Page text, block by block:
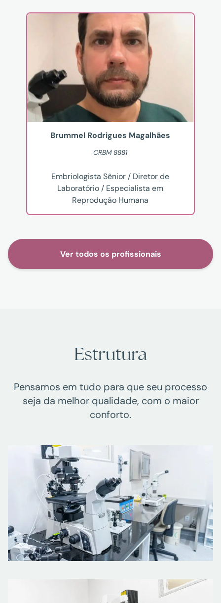
Brummel Rodrigues Magalhães
CRBM 8881
Embriologista Sênior / Diretor de
Laboratório / Especialista em
Reprodução Humana
Ver todos os profissionais
Estrutura
Pensamos em tudo para que seu processo
seja da melhor qualidade, com o maior
conforto.